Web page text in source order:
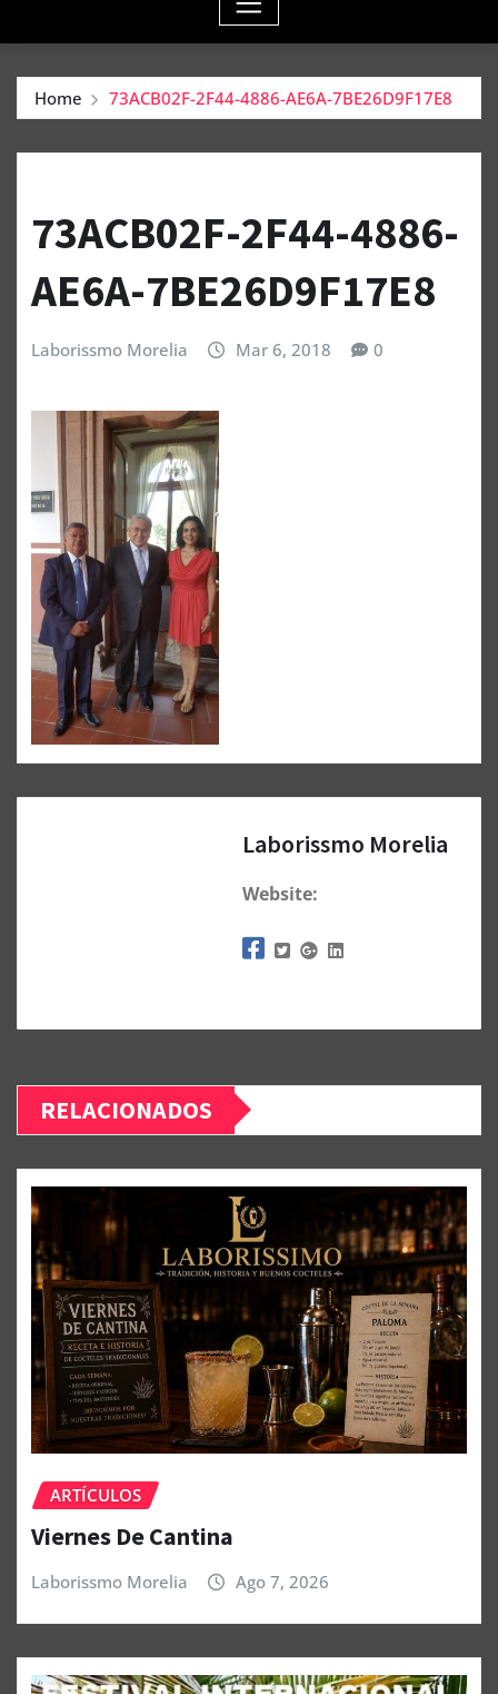
Home 73ACB02F-2F44-4886-AE6A-7BE26D9F17E8
73ACB02F-2F44-4886-
AE6A-7BE26D9F17E8
Laborissmo Morelia Mar 6, 2018 0
Laborissmo Morelia
Website:
RELACIONADOS
ARTÍCULOS
Viernes De Cantina
Laborissmo Morelia Ago 7, 2026